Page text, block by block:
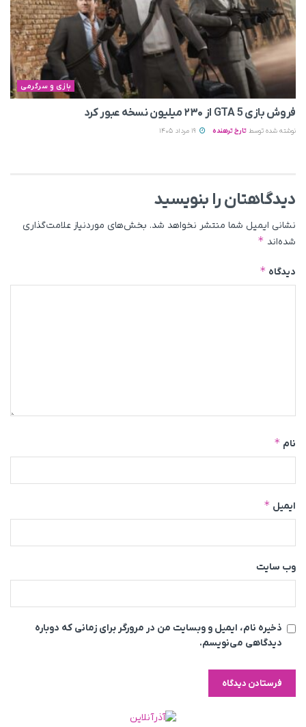
بازی و سرگرمی
فروش بازی GTA 5 از ۲۳۰ میلیون نسخه عبور کرد
نوشته شده توسط تارخ ترهنده
دیدگاهتان را بنویسید
نشانی ایمیل شما منتشر نخواهد شد. بخش‌های موردنیاز علامت‌گذاری
شده‌اند *
دیدگاه *
نام *
ایمیل *
وب‌ سایت
ذخیره نام، ایمیل و وبسایت من در مرورگر برای زمانی که دوباره
دیدگاهی می‌نویسم.